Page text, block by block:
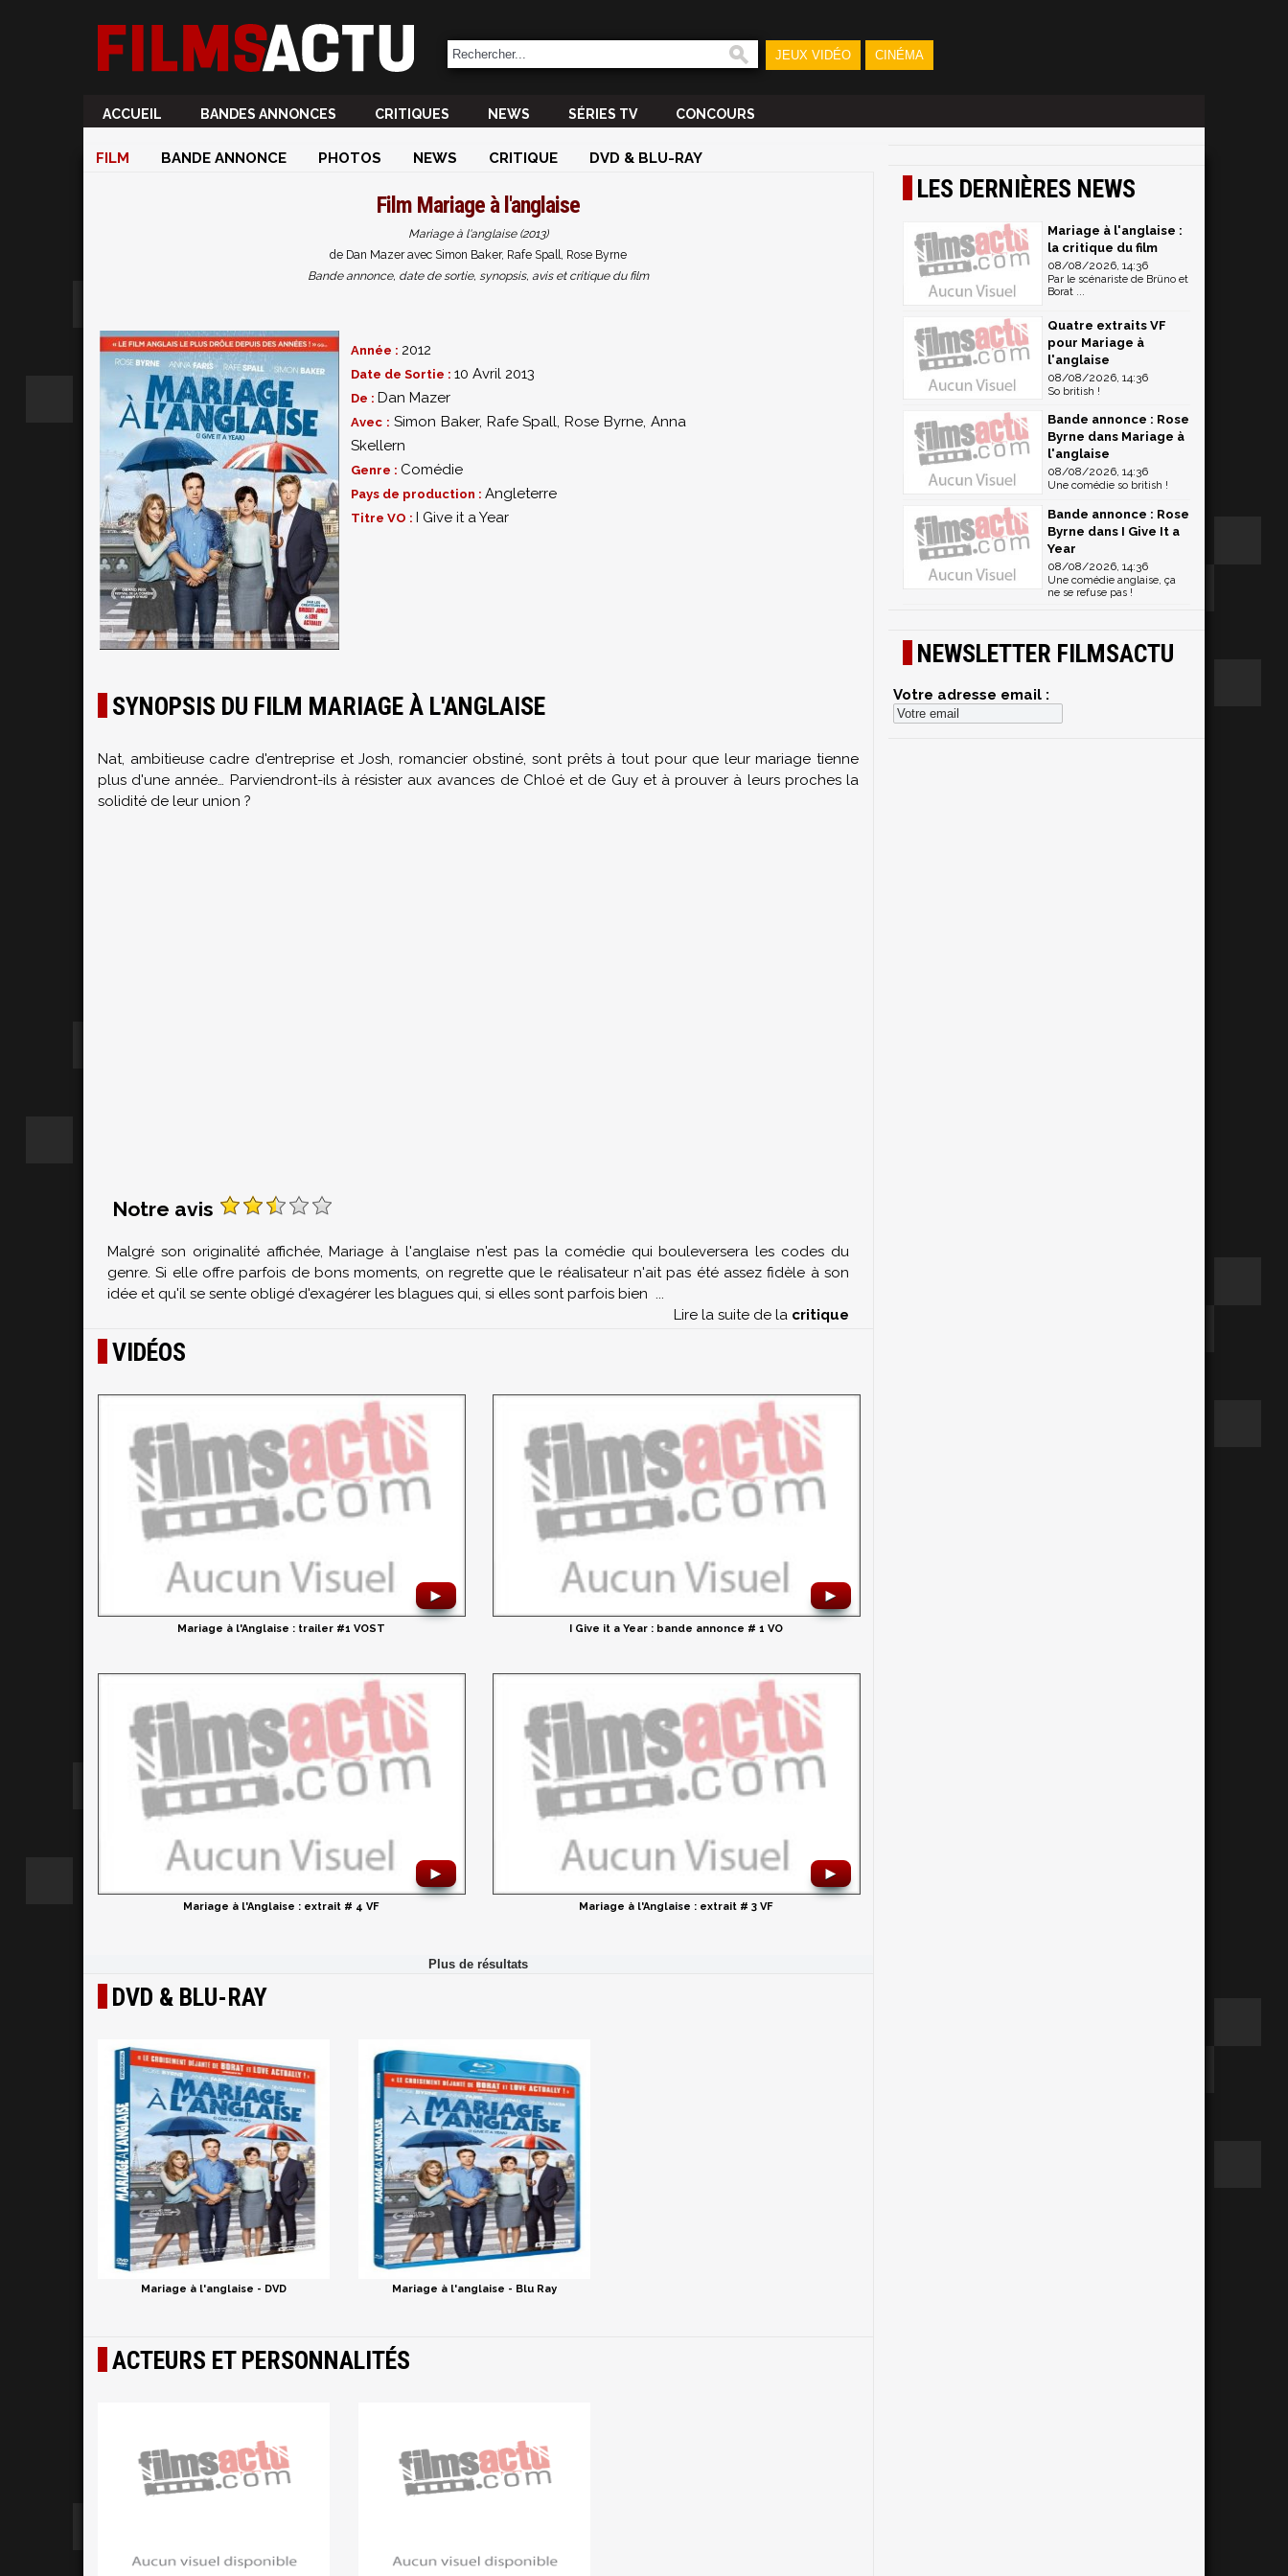
JEUX VIDÉO CINÉMA
ACCUEIL BANDES ANNONCES CRITIQUES NEWS SÉRIES TV CONCOURS
FILM BANDE ANNONCE PHOTOS NEWS CRITIQUE DVD & BLU-RAY
Film Mariage à l'anglaise
Mariage à l'anglaise (2013)
de Dan Mazer avec Simon Baker, Rafe Spall, Rose Byrne
Bande annonce, date de sortie, synopsis, avis et critique du film
Année : 2012
Date de Sortie : 10 Avril 2013
De : Dan Mazer
Avec : Simon Baker, Rafe Spall,Rose Byrne, Anna
Skellern
Genre : Comédie
Pays de production : Angleterre
Titre VO : I Give it a Year
SYNOPSIS DU FILM MARIAGE À L'ANGLAISE
Nat, ambitieuse cadre d'entreprise et Josh, romancier obstiné, sont prêts à tout pour que leur mariage tienne
plus d'une année… Parviendront-ils à résister aux avances de Chloé et de Guy et à prouver à leurs proches la
solidité de leur union ?
Notre avis
Malgré son originalité affichée, Mariage à l'anglaise n'est pas la comédie qui bouleversera les codes du
genre. Si elle offre parfois de bons moments, on regrette que le réalisateur n'ait pas été assez fidèle à son
idée et qu'il se sente obligé d'exagérer les blagues qui, si elles sont parfois bien ...
Lire la suite de la critique
VIDÉOS
►
Mariage à l'Anglaise : trailer #1 VOST
►
I Give it a Year : bande annonce # 1 VO
►
Mariage à l'Anglaise : extrait # 4 VF
►
Mariage à l'Anglaise : extrait # 3 VF
DVD & BLU-RAY
Mariage à l'anglaise - DVD Mariage à l'anglaise - Blu Ray
ACTEURS ET PERSONNALITÉS
LES DERNIÈRES NEWS
Mariage à l'anglaise :
la critique du film
08/08/2026, 14:36
Par le scénariste de Brüno et
Borat ...
Quatre extraits VF
pour Mariage à
l'anglaise
08/08/2026, 14:36
So british !
Bande annonce : Rose
Byrne dans Mariage à
l'anglaise
08/08/2026, 14:36
Une comédie so british !
Bande annonce : Rose
Byrne dans I Give It a
Year
08/08/2026, 14:36
Une comédie anglaise, ça
ne se refuse pas !
NEWSLETTER FILMSACTU
Votre adresse email :